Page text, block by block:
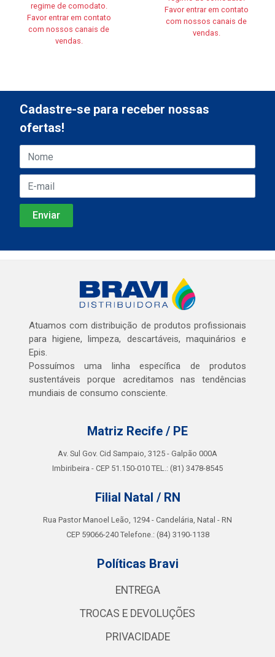
regime de comodato.
Favor entrar em contato
com nossos canais de
vendas.
Favor entrar em contato
com nossos canais de
vendas.
Cadastre-se para receber nossas
ofertas!
Atuamos com distribuição de produtos profissionais
para higiene, limpeza, descartáveis, maquinários e
Epis.
Possuímos uma linha específica de produtos
sustentáveis porque acreditamos nas tendências
mundiais de consumo consciente.
Matriz Recife / PE
Av. Sul Gov. Cid Sampaio, 3125 - Galpão 000A
Imbiribeira - CEP 51.150-010 TEL.: (81) 3478-8545
Filial Natal / RN
Rua Pastor Manoel Leão, 1294 - Candelária, Natal - RN
CEP 59066-240 Telefone.: (84) 3190-1138
Políticas Bravi
ENTREGA
TROCAS E DEVOLUÇÕES
PRIVACIDADE